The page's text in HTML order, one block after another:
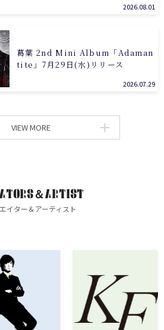
2026.08.01
葛葉 2nd Mini Album「Adaman
tite」7月29日(水)リリース
2026.07.29
VIEW MORE
＆ARTIST
イター＆アーティスト